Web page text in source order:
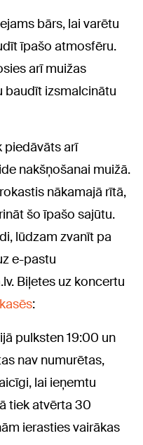
bārs, lai varētu
īpašo atmosfēru.
arī muižas
baudīt izsmalcinātu
piedāvāts arī
nakšņošanai muižā.
nākamajā rītā,
šo īpašo sajūtu.
lūdzam zvanīt pa
e-pastu
Biļetes uz koncertu
:
pulksten 19:00 un
nav numurētas,
lai ieņemtu
tiek atvērta 30
ierasties vairākas